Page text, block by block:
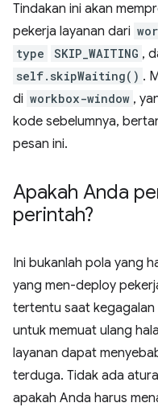
Tindakan ini akan
pekerja layanan dari
type SKIP_WAITING ,
self.skipWaiting() .
di workbox-window ,
kode sebelumnya,
pesan ini.
Apakah Anda
perintah?
Ini bukanlah pola yang
yang men-deploy
tertentu saat kegagalan
untuk memuat ulang
layanan dapat
terduga. Tidak ada
apakah Anda harus